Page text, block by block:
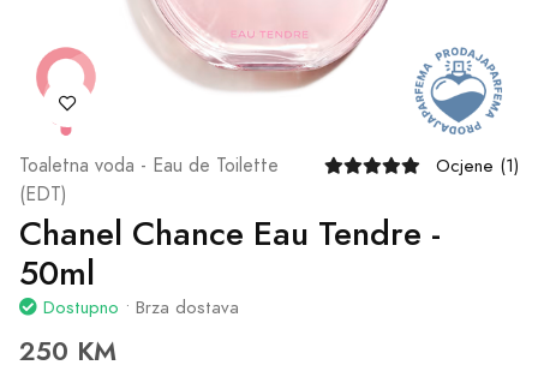
Toaletna voda - Eau de Toilette
(EDT)
Ocjene (1)
Chanel Chance Eau Tendre -
50ml
Dostupno • Brza dostava
250 KM